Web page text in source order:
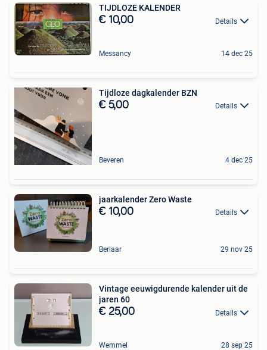
TIJDLOZE KALENDER
€ 10,00 Details
Messancy 14 dec 25
Tijdloze dagkalender BZN
€ 5,00 Details
Beveren 4 dec 25
jaarkalender Zero Waste
€ 10,00 Details
Berlaar 29 nov 25
Vintage eeuwigdurende kalender uit de
jaren 60
€ 25,00 Details
Wemmel 28 sep 25